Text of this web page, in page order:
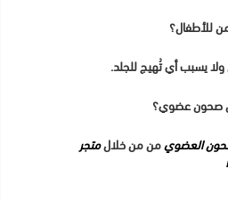
للأطفال؟
يسبب أي تُهيج للجلد.
صحون عضوي؟
العضويمن من خلالمتجر